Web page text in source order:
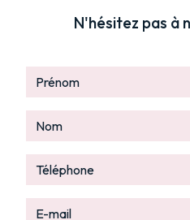
N'hésitez pas à